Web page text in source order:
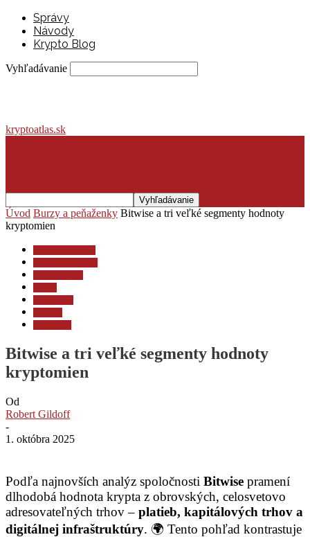
Správy
Návody
Krypto Blog
Vyhľadávanie
kryptoatlas.sk
Úvod Burzy a peňaženky Bitwise a tri veľké segmenty hodnoty
kryptomien
Bitwise a tri veľké segmenty hodnoty
kryptomien
Od
Robert Gildoff
-
1. októbra 2025
Podľa najnovších analýz spoločnosti Bitwise pramení
dlhodobá hodnota krypta z obrovských, celosvetovo
adresovateľných trhov – platieb, kapitálových trhov a
digitálnej infraštruktúry. 🌍 Tento pohľad kontrastuje